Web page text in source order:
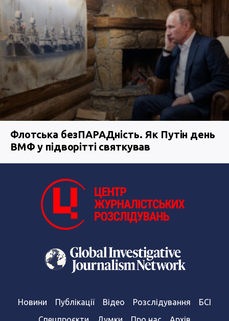
Флотська безПАРАДність. Як Путін день
ВМФ у підворітті святкував
Новини Публікації Відео Розслідування
БСІ